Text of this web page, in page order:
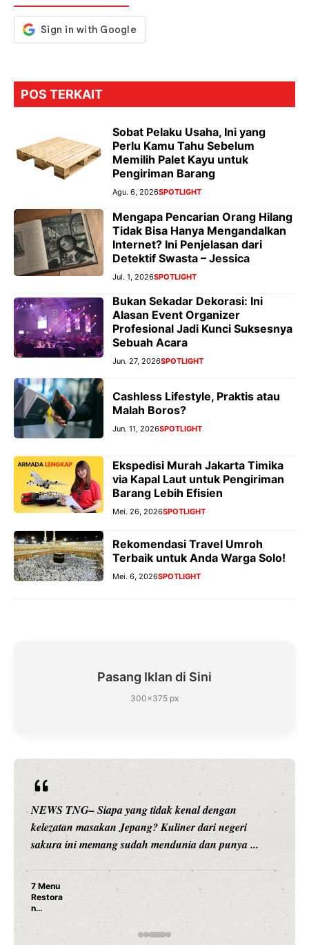
k p er
POS TERKAIT
Sobat Pelaku Usaha, Ini yang
Perlu Kamu Tahu Sebelum
Memilih Palet Kayu untuk
Pengiriman Barang
Agu. 6, 2026SPOTLIGHT
Mengapa Pencarian Orang Hilang
Tidak Bisa Hanya Mengandalkan
Internet? Ini Penjelasan dari
Detektif Swasta – Jessica
Jul. 1, 2026SPOTLIGHT
Bukan Sekadar Dekorasi: Ini
Alasan Event Organizer
Profesional Jadi Kunci Suksesnya
Sebuah Acara
Jun. 27, 2026SPOTLIGHT
Cashless Lifestyle, Praktis atau
Malah Boros?
Jun. 11, 2026SPOTLIGHT
Ekspedisi Murah Jakarta Timika
via Kapal Laut untuk Pengiriman
Barang Lebih Efisien
Mei. 26, 2026SPOTLIGHT
Rekomendasi Travel Umroh
Terbaik untuk Anda Warga Solo!
Mei. 6, 2026SPOTLIGHT
Pasang Iklan di Sini
300×375 px
NEWS TNG– Siapa yang tidak kenal dengan
kelezatan masakan Jepang? Kuliner dari negeri
sakura ini memang sudah mendunia dan punya ...
7 Menu
Restora
n
Jepang
yang